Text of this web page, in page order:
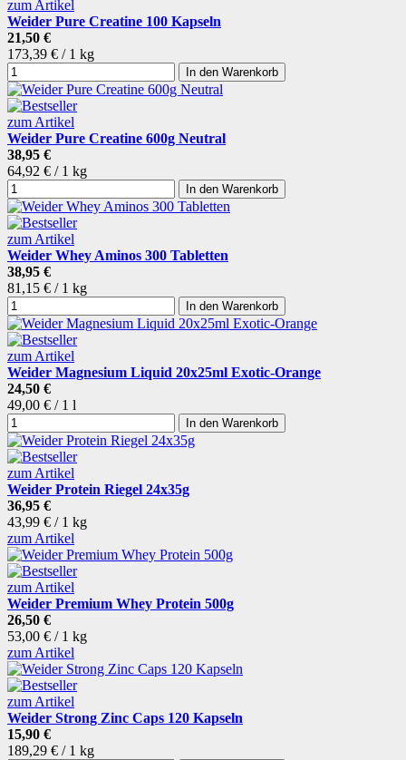
zum Artikel
Weider Pure Creatine 100 Kapseln
21,50 €
173,39 € / 1 kg
In den Warenkorb
zum Artikel
Weider Pure Creatine 600g Neutral
38,95 €
64,92 € / 1 kg
In den Warenkorb
zum Artikel
Weider Whey Aminos 300 Tabletten
38,95 €
81,15 € / 1 kg
In den Warenkorb
zum Artikel
Weider Magnesium Liquid 20x25ml Exotic-Orange
24,50 €
49,00 € / 1 l
In den Warenkorb
zum Artikel
Weider Protein Riegel 24x35g
36,95 €
43,99 € / 1 kg
zum Artikel
zum Artikel
Weider Premium Whey Protein 500g
26,50 €
53,00 € / 1 kg
zum Artikel
zum Artikel
Weider Strong Zinc Caps 120 Kapseln
15,90 €
189,29 € / 1 kg